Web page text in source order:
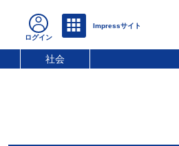
社会